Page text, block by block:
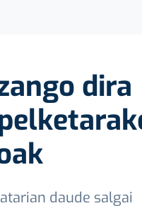
dira
daude salgai